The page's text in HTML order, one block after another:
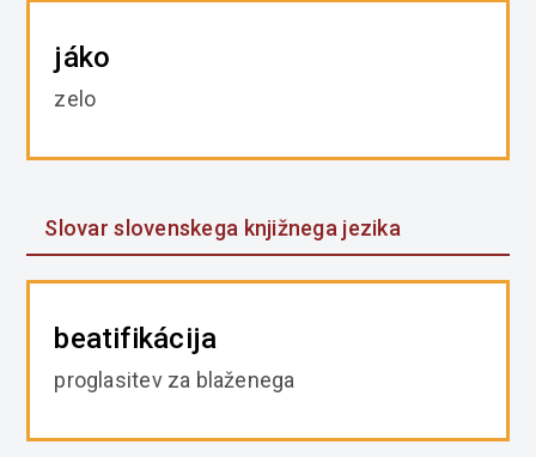
jáko
zelo
Slovar slovenskega knjižnega jezika
beatifikácija
proglasitev za blaženega